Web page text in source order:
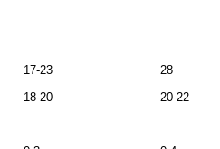
17-23
28
18-20
20-22